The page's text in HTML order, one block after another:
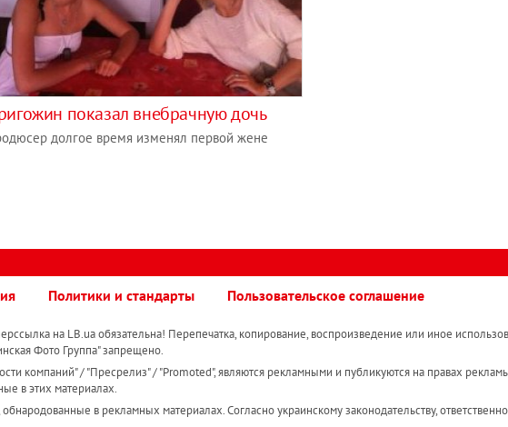
показал внебрачную дочь
долгое время изменял первой жене
Политики и стандарты Пользовательское соглашение
на LB.ua обязательна! Перепечатка, копирование, воспроизведение или иное
Фото Группа" запрещено.
компаний" / "Пресрелиз" / "Promoted", являются рекламными и публикуются на правах
в этих материалах.
в рекламных материалах. Согласно украинскому законодательству,